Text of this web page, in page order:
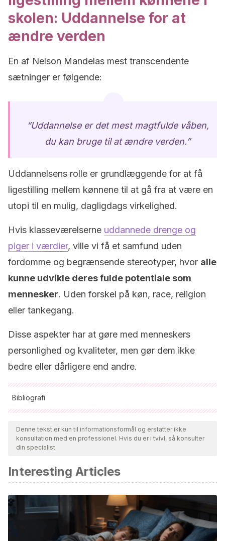
skolen: Uddannelse for at
ændre verden
En af Nelson Mandelas mest transcendente
sætninger er følgende:
“Uddannelse er det mest magtfulde våben,
du kan bruge til at ændre verden.”
Uddannelsens rolle er grundlæggende for at få
ligestilling mellem kønnene til at gå fra at være en
utopi til en mulig, dagligdags virkelighed.
Hvis klasseværelserne uddannede drenge og
piger i værdier, ville vi få et samfund uden
fordomme og begrænsende stereotyper, hvor alle
kunne udvikle deres fulde potentiale som
mennesker. Uden forskel på køn, race, religion
eller tankegang.
Disse aspekter har at gøre med menneskers
personlighed og kvaliteter, men gør dem ikke
bedre eller dårligere end andre.
Bibliografi
Alle citerede kilder blev grundigt gennemgået af vores team
for at sikre deres kvalitet, pålidelighed, aktualitet og validitet.
Bibliografien i denne artikel blev betragtet som pålidelig og af
Ayuda en Acción (s.f.). El juego no tiene género. Guía
didáctica para educadores infantiles. Disponible en:
https://ayudaenaccion.org/ong/wp-
content/uploads/2017/09/El-juego-no-tiene-
g%C3%A9nero.-0-3-anos-CAS.pdf
Denne tekst er kun til informationsformål og erstatter ikke
konsultation med en professionel. Hvis du er i tvivl, så konsulter
din specialist.
Interesting Articles